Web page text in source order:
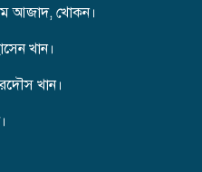
এএসআই হামিদ খানকে
দাবিতে ‘জুলাই যোদ্ধাদের’
আজাদ, খোকন।
খান।
খান।